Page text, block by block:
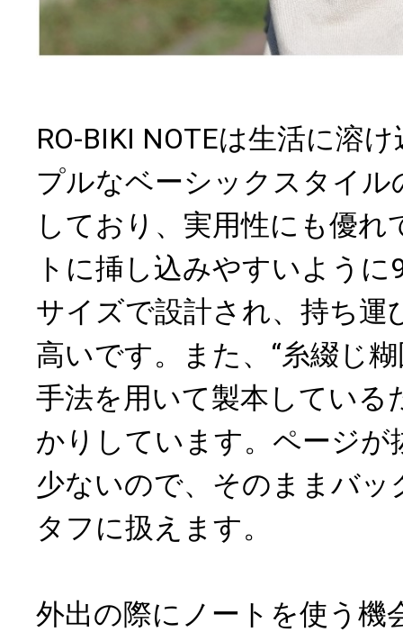
RO-BIKI NOTEは生活に溶
プルなベーシックスタイ
しており、実用性にも優
トに挿し込みやすいよう
サイズで設計され、持ち運
高いです。また、“糸綴じ
手法を用いて製本している
かりしています。ページが
少ないので、そのままバッ
タフに扱えます。
外出の際にノートを使う機